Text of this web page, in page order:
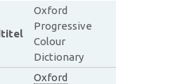
Oxford
Progressive
Colour
Dictionary
Oxford